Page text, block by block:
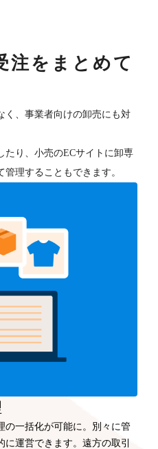
注をまとめて
く、事業者向けの卸売にも対
たり、小売のECサイトに卸専
理することもできます。
の一括化が可能に。別々に管
運営できます。遠方の取引